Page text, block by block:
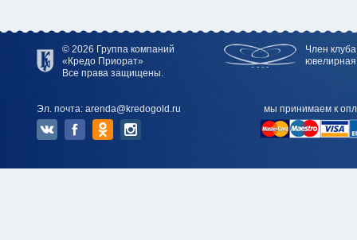
© 2026 Группа компаний
«Кредо Приорат»
Все права защищены.
Эл. почта: arenda@kredogold.ru
Член
ювелирная
мы принимаем к